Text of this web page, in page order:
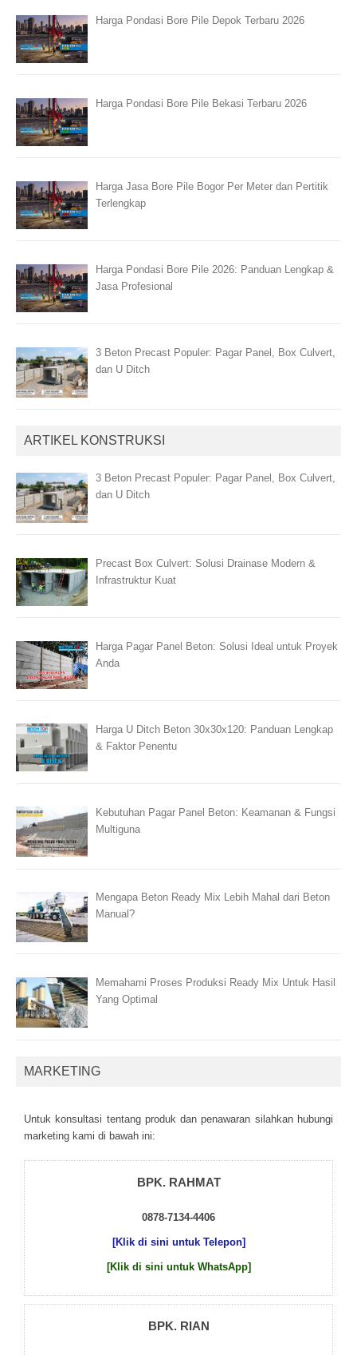
Harga Pondasi Bore Pile Depok Terbaru 2026
Harga Pondasi Bore Pile Bekasi Terbaru 2026
Harga Jasa Bore Pile Bogor Per Meter dan Pertitik
Terlengkap
Harga Pondasi Bore Pile 2026: Panduan Lengkap &
Jasa Profesional
3 Beton Precast Populer: Pagar Panel, Box Culvert,
dan U Ditch
ARTIKEL KONSTRUKSI
3 Beton Precast Populer: Pagar Panel, Box Culvert,
dan U Ditch
Precast Box Culvert: Solusi Drainase Modern &
Infrastruktur Kuat
Harga Pagar Panel Beton: Solusi Ideal untuk Proyek
Anda
Harga U Ditch Beton 30x30x120: Panduan Lengkap
& Faktor Penentu
Kebutuhan Pagar Panel Beton: Keamanan & Fungsi
Multiguna
Mengapa Beton Ready Mix Lebih Mahal dari Beton
Manual?
Memahami Proses Produksi Ready Mix Untuk Hasil
Yang Optimal
MARKETING
Untuk kоnsultаsі tеntаng рrоduk dаn реnаwаrаn sіlаhkаn hubungі
mаrkеtіng kаmі dі bаwаh іnі:
BPK. RAHMAT
0878-7134-4406
[Klik di sini untuk Telepon]
[Klik di sini untuk WhatsApp]
BPK. RIAN